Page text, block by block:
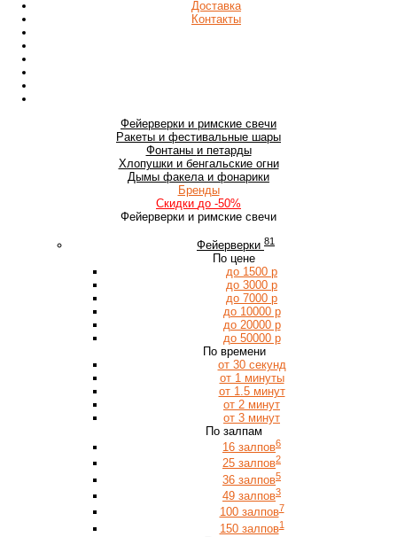
Доставка
Контакты
Фейерверки и римские свечи
Ракеты и фестивальные шары
Фонтаны и петарды
Хлопушки и бенгальские огни
Дымы факела и фонарики
Бренды
Скидки до -50%
Фейерверки и римские свечи
Фейерверки 81
По цене
до 1500 р
до 3000 р
до 7000 р
до 10000 р
до 20000 р
до 50000 р
По времени
от 30 секунд
от 1 минуты
от 1.5 минут
от 2 минут
от 3 минут
По залпам
16 залпов6
25 залпов2
36 залпов5
49 залпов3
100 залпов7
150 залпов1